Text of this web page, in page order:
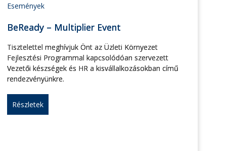
Események
BeReady – Multiplier Event
Tisztelettel meghívjuk Önt az Üzleti Környezet
Fejlesztési Programmal kapcsolódóan szervezett
Vezetői készségek és HR a kisvállalkozásokban című
rendezvényünkre.
Részletek